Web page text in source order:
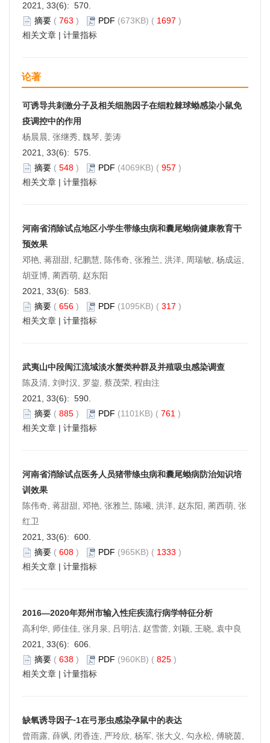
2021, 33(6): 570.
摘要 ( 763 ) PDF (673KB) ( 1697 )
相关文章 | 计量指标
论著
可诱导共刺激分子及相关细胞因子在细粒棘球蚴感染小鼠免
疫调控中的作用
杨晨晨, 张继秀, 魏琴, 姜涛
2021, 33(6): 575.
摘要 ( 548 ) PDF (4069KB) ( 957 )
相关文章 | 计量指标
河南省消除试点地区小学生带绦虫病和囊尾蚴病健康教育干
预效果
邓艳, 蒋甜甜, 纪鹏慧, 陈伟奇, 张雅兰, 洪洋, 周瑞敏, 杨成运,
胡亚博, 蔺西萌, 赵东阳
2021, 33(6): 583.
摘要 ( 656 ) PDF (1095KB) ( 317 )
相关文章 | 计量指标
武夷山中段闽江流域淡水蟹类种群及并殖吸虫感染调查
陈及清, 刘时汉, 罗鋆, 蔡茂荣, 程由注
2021, 33(6): 590.
摘要 ( 885 ) PDF (1101KB) ( 761 )
相关文章 | 计量指标
河南省消除试点医务人员猪带绦虫病和囊尾蚴病防治知识培
训效果
陈伟奇, 蒋甜甜, 邓艳, 张雅兰, 陈曦, 洪洋, 赵东阳, 蔺西萌, 张
红卫
2021, 33(6): 600.
摘要 ( 608 ) PDF (965KB) ( 1333 )
相关文章 | 计量指标
2016—2020年郑州市输入性疟疾流行病学特征分析
高利华, 师佳佳, 张月泉, 吕明洁, 赵雪蕾, 刘颖, 王晓, 袁中良
2021, 33(6): 606.
摘要 ( 638 ) PDF (960KB) ( 825 )
相关文章 | 计量指标
缺氧诱导因子⁃1在弓形虫感染孕鼠中的表达
曾雨露, 薛飒, 闭香连, 严玲欣, 杨军, 张大义, 勾永松, 傅晓茵,